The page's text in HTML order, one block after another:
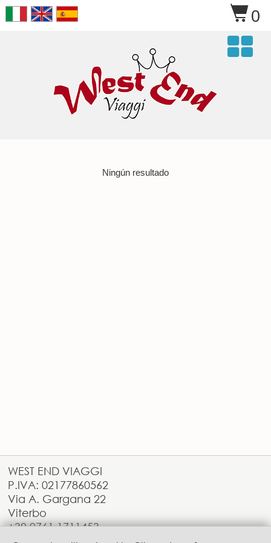
$0

Ningún resultado
WEST END VIAGGI
P.IVA: 02177860562
Via A. Gargana 22
Viterbo
+39.0761.1711453